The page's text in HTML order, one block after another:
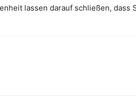
lassen darauf schließen,